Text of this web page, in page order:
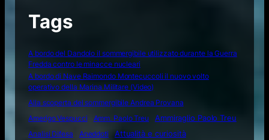
Tags
A bordo del Dandolo il sommergibile utilizzato durante la Guerra
Fredda contro le minacce nucleari
A bordo di Nave Raimondo Montecuccoli il nuovo volto
operativo della Marina Militare (Video)
Alla scoperta del sommergibile Andrea Provana
Amerigo Vespucci
Amm. Paolo Treu
Ammiraglio Paolo Treu
Analisi Difesa
Aneddoti Attualità e curiosità